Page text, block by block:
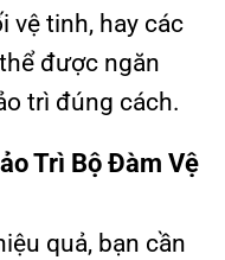
vệ tinh, hay các
được ngăn
trì đúng cách.
Trì Bộ Đàm Vệ
quả, bạn cần